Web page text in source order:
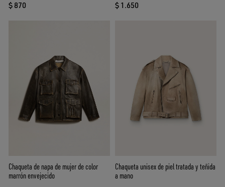
$ 870 $ 1.650
Chaqueta de napa de mujer de color
marrón envejecido
Chaqueta unisex de piel tratada y teñida
a mano